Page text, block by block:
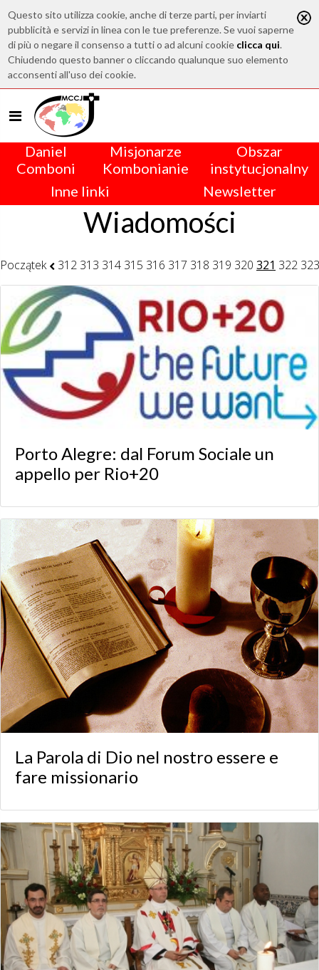
Questo sito utilizza cookie, anche di terze parti, per inviarti
pubblicità e servizi in linea con le tue preferenze. Se vuoi saperne
di più o negare il consenso a tutti o ad alcuni cookie clicca qui.
Chiudendo questo banner o cliccando qualunque suo elemento
acconsenti all'uso dei cookie.
Daniel
Comboni
Misjonarze
Kombonianie
Obszar
instytucjonalny
Inne linki
Newsletter
Wiadomości
Początek 312 313 314 315 316 317 318 319 320 321 322 323
Porto Alegre: dal Forum Sociale un
appello per Rio+20
La Parola di Dio nel nostro essere e
fare missionario